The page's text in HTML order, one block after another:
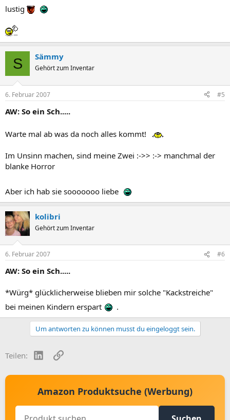
lustig
S Sämmy
Gehört zum Inventar
6. Februar 2007 #5
AW: So ein Sch.....
Warte mal ab was da noch alles kommt!
Im Unsinn machen, sind meine Zwei :->> :-> manchmal der
blanke Horror
Aber ich hab sie sooooooo liebe
kolibri
Gehört zum Inventar
6. Februar 2007 #6
AW: So ein Sch.....
*Würg* glücklicherweise blieben mir solche "Kackstreiche"
bei meinen Kindern erspart
.
Um antworten zu können musst du eingeloggt sein.
Teilen: LinkedInLink
Amazon Produktsuche (Werbung)